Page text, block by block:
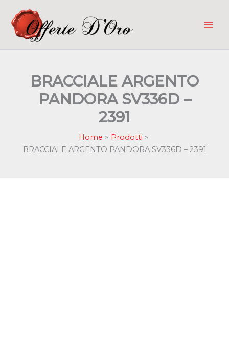
contenuto
BRACCIALE ARGENTO
PANDORA SV336D –
2391
Home
Prodotti
BRACCIALE ARGENTO PANDORA SV336D – 2391